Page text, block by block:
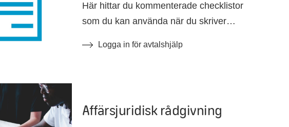
Här hittar du kommenterade checklistor
som du kan använda när du skriver
Logga in för avtalshjälp
Affärsjuridisk rådgivning